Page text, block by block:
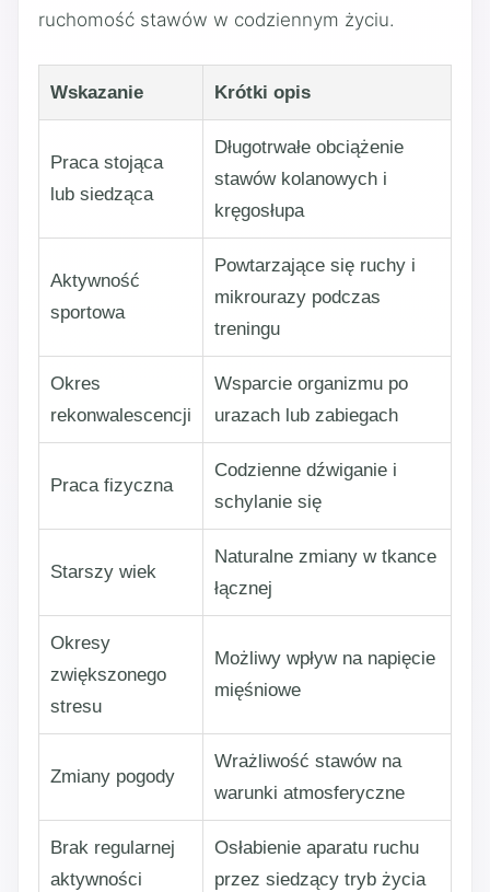
ruchomość stawów w codziennym życiu.
Wskazanie Krótki opis
Praca stojąca
lub siedząca
Długotrwałe obciążenie
stawów kolanowych i
kręgosłupa
Aktywność
sportowa
Powtarzające się ruchy i
mikrourazy podczas
treningu
Okres
rekonwalescencji
Wsparcie organizmu po
urazach lub zabiegach
Praca fizyczna
Codzienne dźwiganie i
schylanie się
Starszy wiek
Naturalne zmiany w tkance
łącznej
Okresy
zwiększonego
stresu
Możliwy wpływ na napięcie
mięśniowe
Zmiany pogody
Wrażliwość stawów na
warunki atmosferyczne
Brak regularnej
aktywności
Osłabienie aparatu ruchu
przez siedzący tryb życia